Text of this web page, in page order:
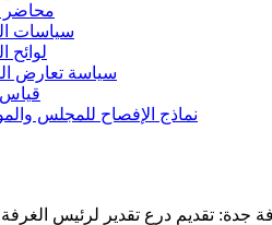
محاضر
سياسات
لوائح
سياسة تعارض
قياس
نماذج الإفصاح للمجلس
جدة: تقديم درع تقدير لرئيس الغرفة